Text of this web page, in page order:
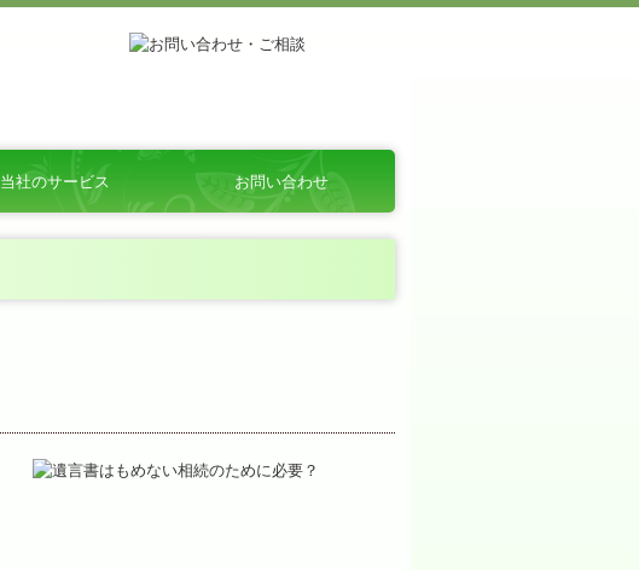
当社のサービス お問い合わせ
個人情報保護方針